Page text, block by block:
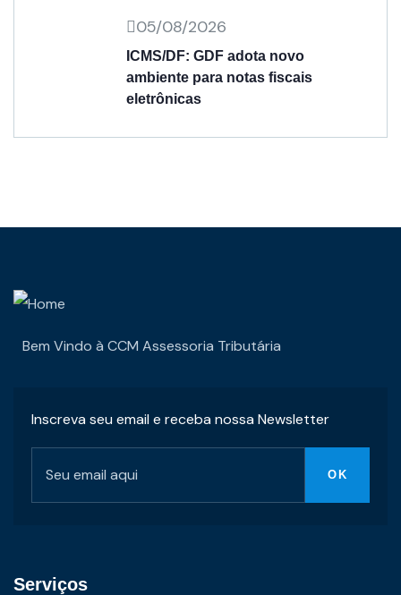
05/08/2026
ICMS/DF: GDF adota novo
ambiente para notas fiscais
eletrônicas
Bem Vindo à CCM Assessoria Tributária
Inscreva seu email e receba nossa Newsletter
Serviços